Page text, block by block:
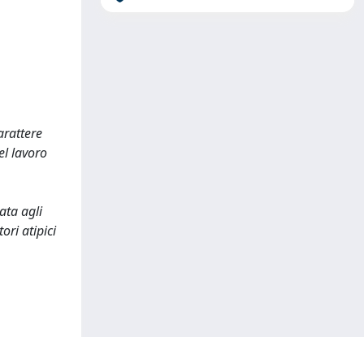
lavoro
agli
atipici